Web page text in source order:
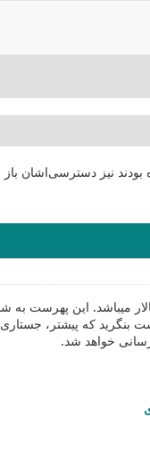
بودند نیز دسترسی‌اشان
میباشد. این پهرست به
بنگرید که پیشتر،
خواهد شد.